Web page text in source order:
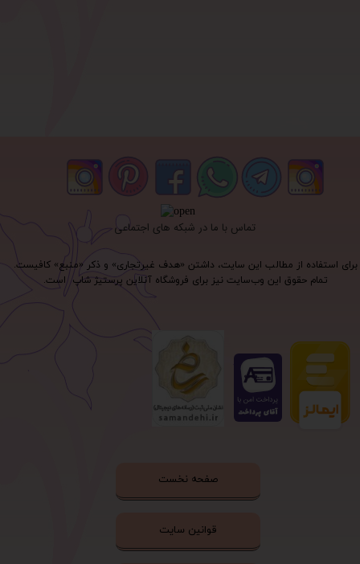
برای استفاده از مطالب این سایت، داشتن «هدف غیرتجاری» و ذکر «منبع» کافیست.
تمام حقوق اين وب‌سايت نیز برای فروشگاه آنلاین پرستیژ شاپ است.
تماس با ما در شبکه های اجتماعی
صفحه نخست
قوانین سایت